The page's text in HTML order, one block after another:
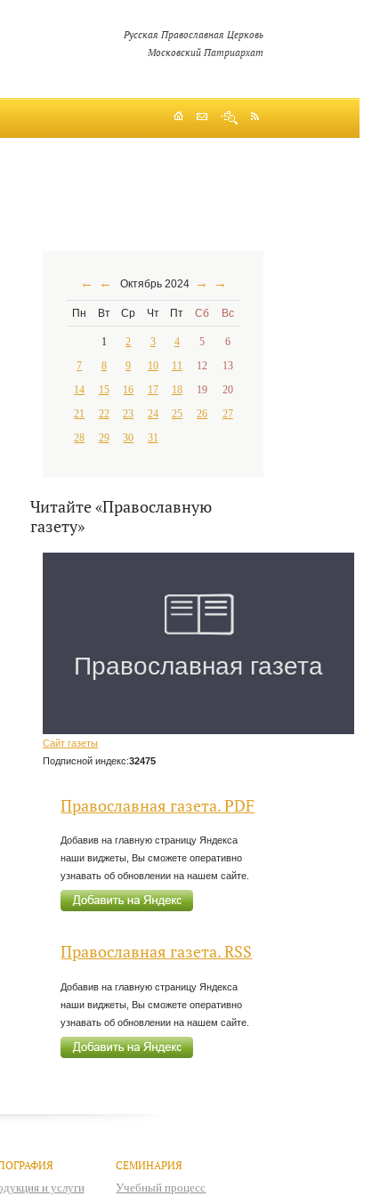
Русская Православная Церковь
Московский Патриархат
← ← Октябрь 2024 → →
Пн Вт Ср Чт Пт Сб Вс
1 2 3 4 5
6
7
8 9 10 11 12
13
14
15 16 17 18 19
20
21
22 23 24 25 26
27
28
29 30 31
Читайте «Православную
газету»
Сайт газеты
Подписной индекс:32475
Православная газета. PDF
Добавив на главную страницу Яндекса
наши виджеты, Вы сможете оперативно
узнавать об обновлении на нашем сайте.
Православная газета. RSS
Добавив на главную страницу Яндекса
наши виджеты, Вы сможете оперативно
узнавать об обновлении на нашем сайте.
и услуги
СЕМИНАРИЯ
Учебный процесс